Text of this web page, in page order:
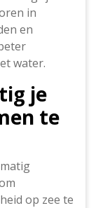
in
en
water.
je
te
op zee te